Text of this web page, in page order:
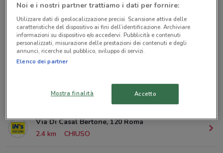
1.1 km
CHIUSO
Via Bergamo, 63 Roma
1.1 km
CHIUSO
Via Tiburtina , 97 Roma
1.5 km
CHIUSO
Via Di Casal Bertone, 120 Roma
2.4 km
CHIUSO
Noi e i nostri partner trattiamo i dati per fornire:
Utilizzare dati di geolocalizzazione precisi. Scansione attiva delle
caratteristiche del dispositivo ai fini dell’identificazione. Archiviare
informazioni su dispositivo e/o accedervi. Pubblicità e contenuti
personalizzati, misurazione delle prestazioni dei contenuti e degli
annunci, ricerche sul pubblico, sviluppo di servizi.
Elenco dei partner
Mostra finalità Accetto